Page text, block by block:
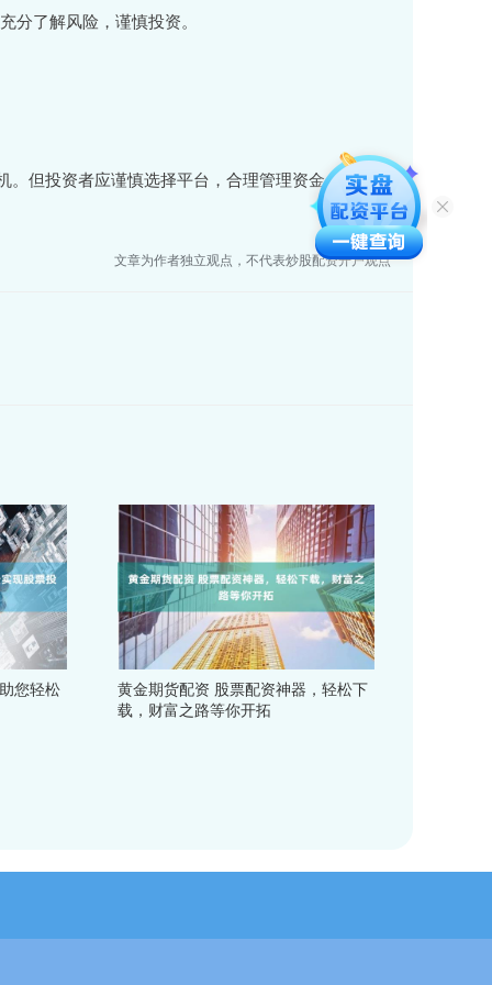
了解风险，谨慎投资。
但投资者应谨慎选择平台，合理管理资金，并时刻
文章为作者独立观点，不代表炒股配资开户观点
您轻松
黄金期货配资 股票配资神器，轻松下
载，财富之路等你开拓